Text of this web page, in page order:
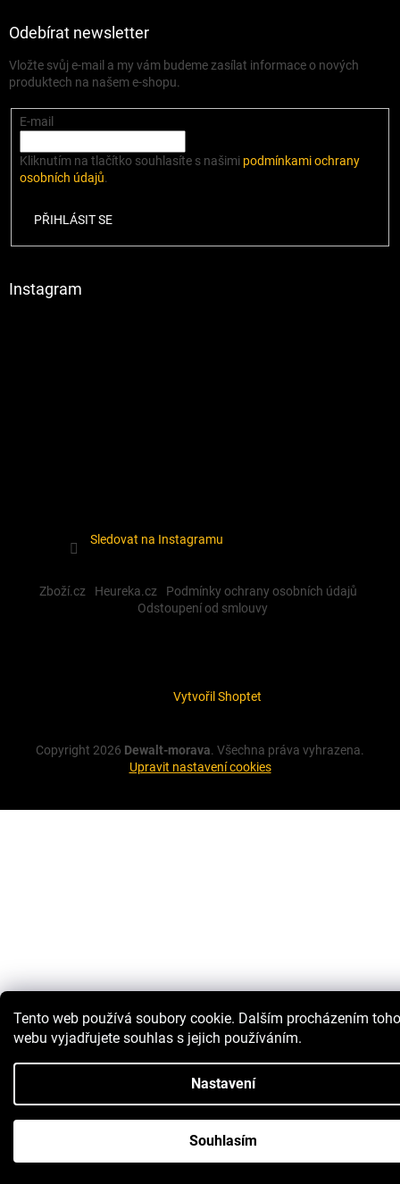
Tento web používá soubory cookie. Dalším procházením
webu vyjadřujete souhlas s jejich používáním.
Nastavení
Souhlasím
Odebírat newsletter
Vložte svůj e-mail a my vám budeme zasílat informace o nových
produktech na našem e-shopu.
E-mail
Kliknutím na tlačítko souhlasíte s našimi podmínkami ochrany
osobních údajů.
PŘIHLÁSIT SE
Instagram
Sledovat na Instagramu
Zboží.cz Heureka.cz
Podmínky ochrany osobních údajů
Odstoupení od smlouvy
Vytvořil Shoptet
Copyright 2026 Dewalt-morava. Všechna práva vyhrazena.
Upravit nastavení cookies